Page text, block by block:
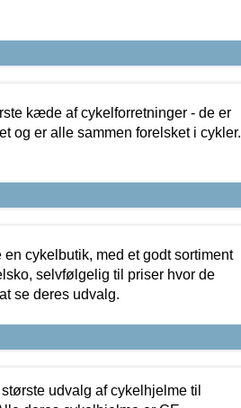
kæde af cykelforretninger - de er
og er alle sammen forelsket i cykler.
cykelbutik, med et godt sortiment
selvfølgelig til priser hvor de
se deres udvalg.
udvalg af cykelhjelme til